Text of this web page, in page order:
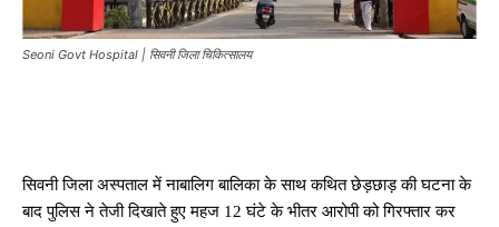
Seoni Govt Hospital | सिवनी जिला चिकित्सालय
सिवनी जिला अस्पताल में नाबालिग बालिका के साथ कथित छेड़छाड़ की घटना के
बाद पुलिस ने तेजी दिखाते हुए महज 12 घंटे के भीतर आरोपी को गिरफ्तार कर